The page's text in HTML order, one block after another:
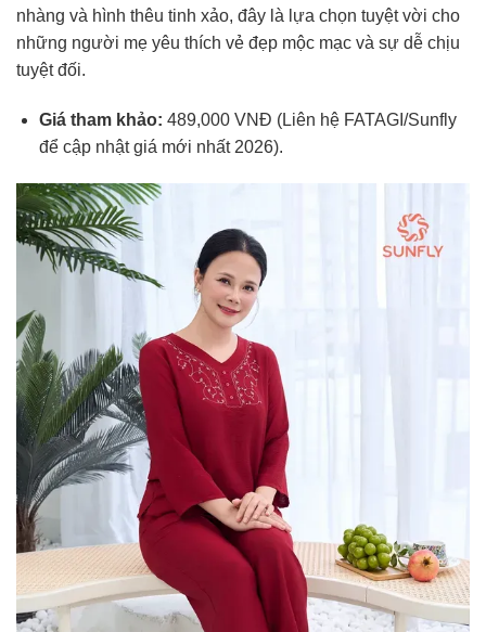
nhàng và hình thêu tinh xảo, đây là lựa chọn tuyệt vời cho
những người mẹ yêu thích vẻ đẹp mộc mạc và sự dễ chịu
tuyệt đối.
Giá tham khảo: 489,000 VNĐ (Liên hệ FATAGI/Sunfly
để cập nhật giá mới nhất 2026).